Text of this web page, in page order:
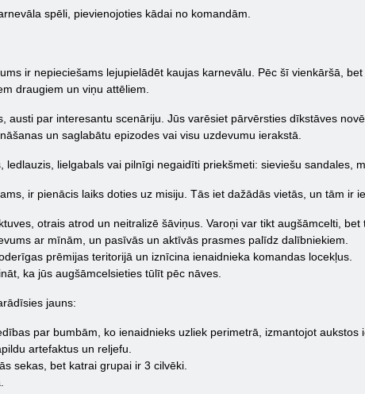
spēli, pievienojoties kādai no komandām.
ir nepieciešams lejupielādēt kaujas karnevālu. Pēc šī vienkāršā,
draugiem un viņu attēliem.
austi par interesantu scenāriju. Jūs varēsiet pārvērsties dīkstāves
un saglabātu epizodes vai visu uzdevumu ierakstā.
ledlauzis, lielgabals vai pilnīgi negaidīti priekšmeti: sieviešu sandales,
ir pienācis laiks doties uz misiju. Tās iet dažādās vietās, un tām ir
otrais atrod un neitralizē šāviņus. Varoņi var tikt augšāmcelti,
ar mīnām, un pasīvās un aktīvās prasmes palīdz dalībniekiem.
prēmijas teritorijā un iznīcina ienaidnieka komandas locekļus.
ka jūs augšāmcelsieties tūlīt pēc nāves.
jauns:
par bumbām, ko ienaidnieks uzliek perimetrā, izmantojot
artefaktus un reljefu.
sekas, bet katrai grupai ir 3 cilvēki.